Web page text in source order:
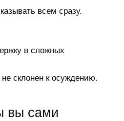
всем сразу.
в сложных
не склонен к осуждению.
вы сами